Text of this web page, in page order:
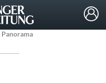
Panorama